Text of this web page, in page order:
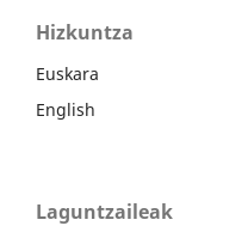
Hizkuntza
Euskara
English
Laguntzaileak